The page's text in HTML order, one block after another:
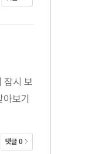
잠시 보
보기
댓글 0